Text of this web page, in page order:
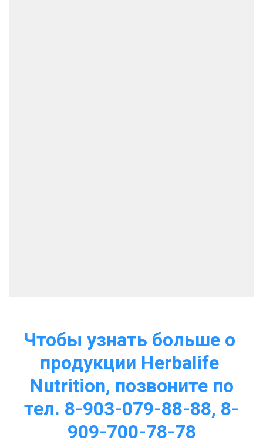
Чтобы узнать больше о
продукции Herbalife
Nutrition, позвоните по
тел. 8-903-079-88-88, 8-
909-700-78-78